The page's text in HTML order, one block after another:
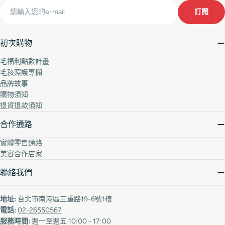
初次購物
毛福利點數計畫
毛孩照護專欄
品牌故事
購物須知
退貨退款須知
合作通路
實體零售通路
美容合作店家
聯絡我們
地址: 台北市南港區三重路19-6號1樓
電話: 02-26550567
服務時間: 週一至週五 10:00 - 17:00
訂閱